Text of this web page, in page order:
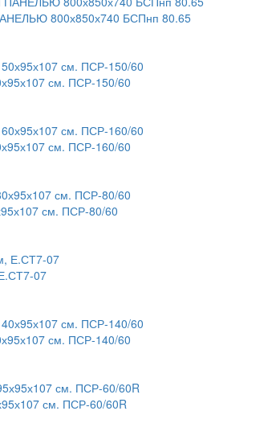
800х850х740 БСПнп 80.65
см. ПСР-150/60
см. ПСР-160/60
см. ПСР-80/60
07
см. ПСР-140/60
см. ПСР-60/60R